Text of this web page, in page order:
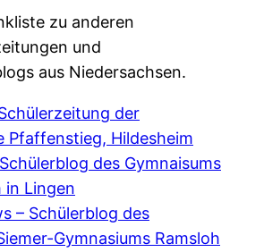
zu anderen
und
aus Niedersachsen.
der
Pfaffenstieg, Hildesheim
des Gymnaisums
in Lingen
– Schülerblog des
Gymnasiums Ramsloh